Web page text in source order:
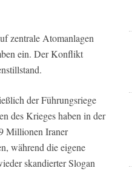
zentrale Atomanlagen
ein. Der Konflikt
der Führungsriege
des Krieges haben in der
Millionen Iraner
während die eigene
skandierter Slogan